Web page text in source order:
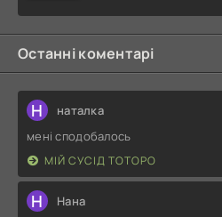
Останні коментарі
Н наталка
мені сподобалось
МІЙ СУСІД ТОТОРО
Н Нана